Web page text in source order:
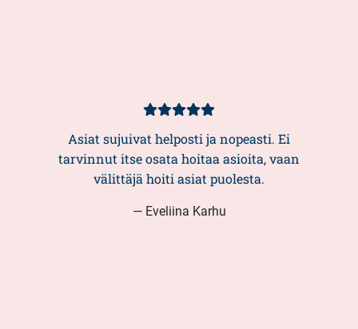
Kundbetyg
5/5
Asiat sujuivat helposti ja nopeasti. Ei
tarvinnut itse osata hoitaa asioita, vaan
välittäjä hoiti asiat puolesta.
— Eveliina Karhu